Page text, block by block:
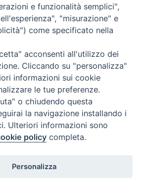
Roma
e funzionalità semplici",
"misurazione" e
come specificato nella
acconsenti all'utilizzo dei
Cliccando su "personalizza"
informazioni sui cookie
le tue preferenze.
o chiudendo questa
la navigazione installando i
Ulteriori informazioni sono
policy completa.
Personalizza